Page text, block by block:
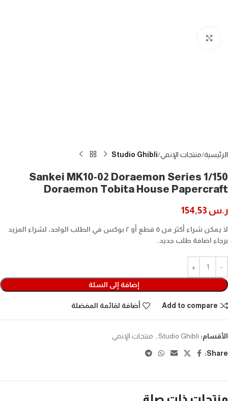
الرئيسية منتجات الإنمي Studio Ghibli
Sankei MK10-02 Doraemon Series 1/150
Doraemon Tobita House Papercraft
ر.س
لا يمكن شراء أكثر من ٥ قطع أو ٢ بوكس في الطلب الواحد، لشراء المزيد
برجاء اضافة طلب جديد.
إضافة إلى السلة
Add to compare أضافة لقائمة المفضلة
الأقسام: Studio Ghibli منتجات الإنمي
Share: